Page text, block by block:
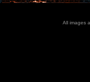
All images